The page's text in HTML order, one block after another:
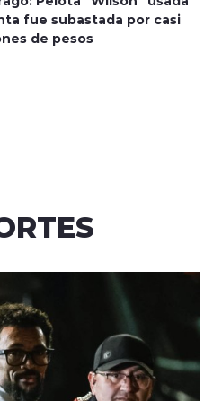
fue subastada por casi
de pesos